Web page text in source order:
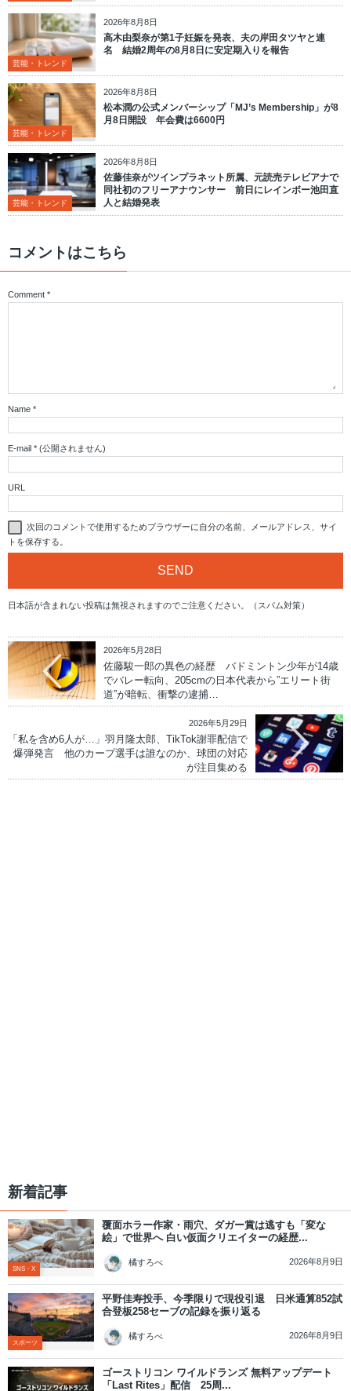
2026年8月8日
芸能・トレンド
高木由梨奈が第1子妊娠を発表、夫の岸田タツヤと連
名 結婚2周年の8月8日に安定期入りを報告
2026年8月8日
芸能・トレンド
松本潤の公式メンバーシップ「MJ’s Membership」が8
月8日開設 年会費は6600円
2026年8月8日
芸能・トレンド
佐藤佳奈がツインプラネット所属、元読売テレビアナで
同社初のフリーアナウンサー 前日にレインボー池田直
人と結婚発表
コメントはこちら
Comment *
Name *
E-mail * (公開されません)
URL
次回のコメントで使用するためブラウザーに自分の名前、メールアドレス、サイ
トを保存する。
日本語が含まれない投稿は無視されますのでご注意ください。（スパム対策）
2026年5月28日
佐藤駿一郎の異色の経歴 バドミントン少年が14歳
でバレー転向、205cmの日本代表から”エリート街
道”が暗転、衝撃の逮捕…
2026年5月29日
「私を含め6人が…」羽月隆太郎、TikTok謝罪配信で
爆弾発言 他のカープ選手は誰なのか、球団の対応
が注目集める
新着記事
SNS・X
覆面ホラー作家・雨穴、ダガー賞は逃すも「変な
絵」で世界へ 白い仮面クリエイターの経歴...
橘すろべ 2026年8月9日
スポーツ
平野佳寿投手、今季限りで現役引退 日米通算852試
合登板258セーブの記録を振り返る
橘すろべ 2026年8月9日
ゴーストリコン ワイルドランズ 無料アップデート
「Last Rites」配信 25周...